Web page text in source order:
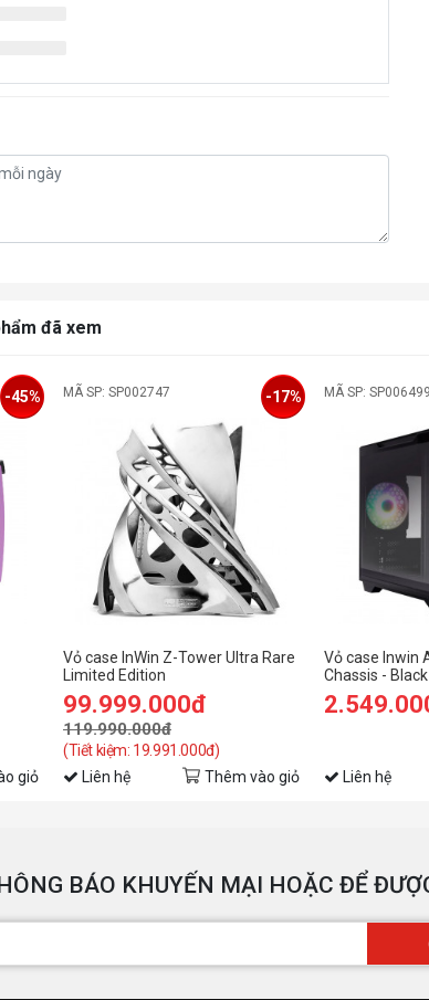
đã xem
-45%
giỏ
MÃ SP: SP002747
Vỏ case InWin Z-Tower Ultra Rare
Limited Edition
99.999.000đ
119.990.000đ
(Tiết kiệm: 19.991.000đ)
-17%
Liên hệ Thêm vào giỏ
MÃ SP: SP006499
Vỏ case Inwin
Chassis - Black
Liên hệ
BÁO KHUYẾN MẠI HOẶC ĐỂ